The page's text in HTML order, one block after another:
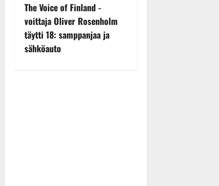
n
a
v
The Voice of Finland -
voittaja Oliver Rosenholm
täytti 18: samppanjaa ja
sähköauto